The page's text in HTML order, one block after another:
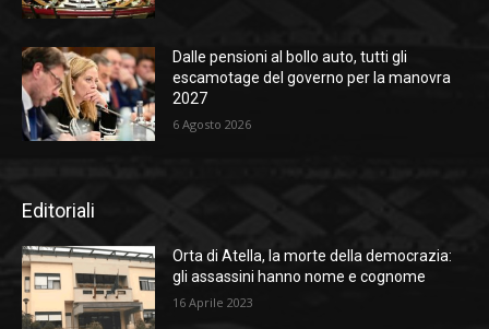
Dalle pensioni al bollo auto, tutti gli
escamotage del governo per la manovra
2027
6 Agosto 2026
Editoriali
Orta di Atella, la morte della democrazia:
gli assassini hanno nome e cognome
16 Aprile 2023